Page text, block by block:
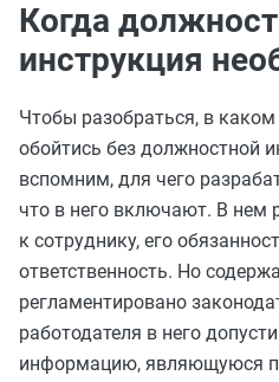
Когда
инструкция
Чтобы разобраться, в
обойтись без должностной
вспомним, для чего
что в него включают. В нем
к сотруднику, его
ответственность. Но
регламентировано
работодателя в него
информацию, являющуюся